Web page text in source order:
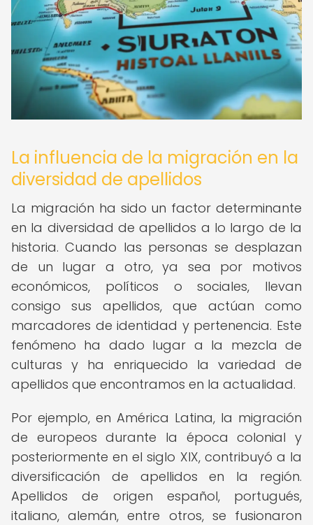
La influencia de la migración en la
diversidad de apellidos
La migración ha sido un factor determinante
en la diversidad de apellidos a lo largo de la
historia. Cuando las personas se desplazan
de un lugar a otro, ya sea por motivos
económicos, políticos o sociales, llevan
consigo sus apellidos, que actúan como
marcadores de identidad y pertenencia. Este
fenómeno ha dado lugar a la mezcla de
culturas y ha enriquecido la variedad de
apellidos que encontramos en la actualidad.
Por ejemplo, en América Latina, la migración
de europeos durante la época colonial y
posteriormente en el siglo XIX, contribuyó a la
diversificación de apellidos en la región.
Apellidos de origen español, portugués,
italiano, alemán, entre otros, se fusionaron